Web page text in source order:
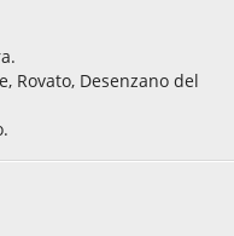
Rovato, Desenzano del